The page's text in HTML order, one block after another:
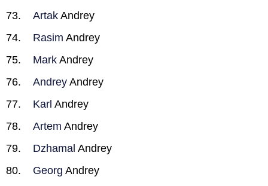
Artak Andrey
Rasim Andrey
Mark Andrey
Andrey Andrey
Karl Andrey
Artem Andrey
Dzhamal Andrey
Georg Andrey